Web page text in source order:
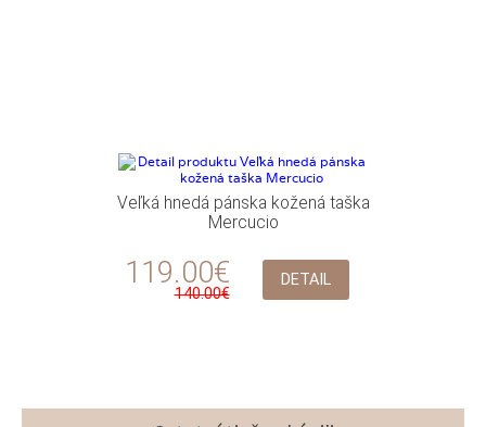
Veľká hnedá pánska kožená taška
Mercucio
119.00€
140.00€
DETAIL